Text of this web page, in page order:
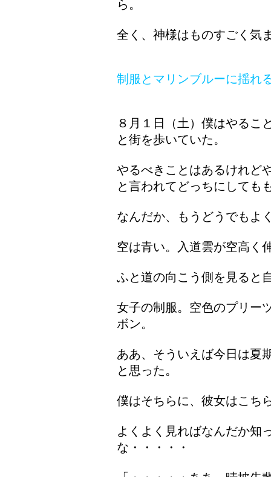
ら。
全く、神様はものすごく気
制服とマリンブルーに揺れ
８月１日（土）僕はやるこ
と街を歩いていた。
やるべきことはあるけれど
と言われてどっちにしても
なんだか、もうどうでもよ
空は青い。入道雲が空高く
ふと道の向こう側を見ると
女子の制服。空色のプリー
ボン。
ああ、そういえば今日は夏
と思った。
僕はそちらに、彼女はこち
よくよく見ればなんだか知
な・・・・・